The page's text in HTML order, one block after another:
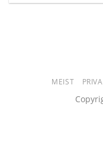
MEIST